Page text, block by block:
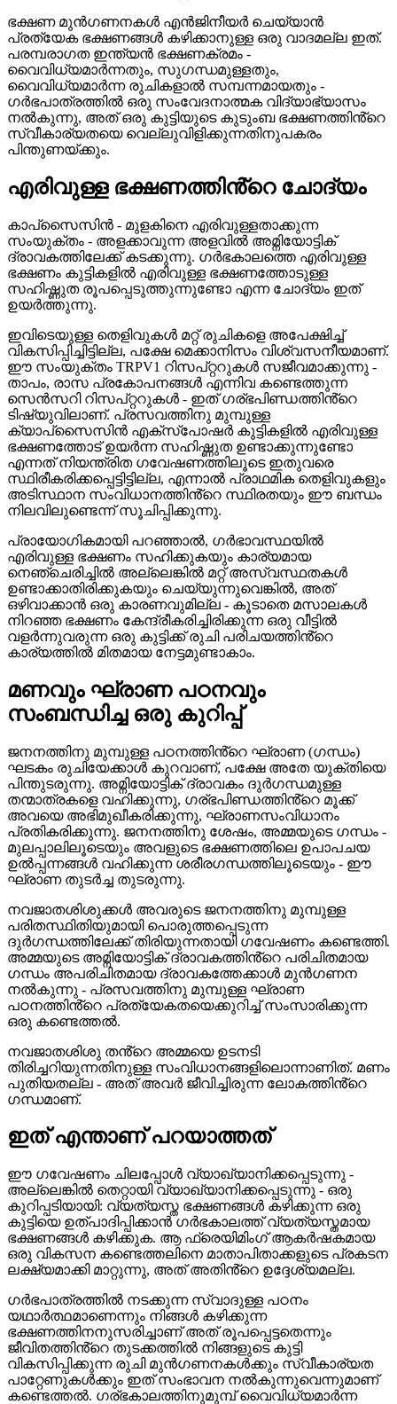
ഭക്ഷണ മുൻഗണനകൾ എൻജിനീയർ ചെയ്യാൻ
പ്രത്യേക ഭക്ഷണങ്ങൾ കഴിക്കാനുള്ള ഒരു വാദമല്ല ഇത്.
പരമ്പരാഗത ഇന്ത്യൻ ഭക്ഷണക്രമം -
വൈവിധ്യമാർന്നതും, സുഗന്ധമുള്ളതും,
വൈവിധ്യമാർന്ന രുചികളാൽ സമ്പന്നമായതും -
ഗർഭപാത്രത്തിൽ ഒരു സംവേദനാത്മക വിദ്യാഭ്യാസം
നൽകുന്നു, അത് ഒരു കുട്ടിയുടെ കുടുംബ ഭക്ഷണത്തിൻ്റെ
സ്വീകാര്യതയെ വെല്ലുവിളിക്കുന്നതിനുപകരം
പിന്തുണയ്ക്കും.
എരിവുള്ള ഭക്ഷണത്തിൻ്റെ ചോദ്യം
കാപ്‌സൈസിൻ - മുളകിനെ എരിവുള്ളതാക്കുന്ന
സംയുക്തം - അളക്കാവുന്ന അളവിൽ അമ്നിയോട്ടിക്
ദ്രാവകത്തിലേക്ക് കടക്കുന്നു. ഗർഭകാലത്തെ എരിവുള്ള
ഭക്ഷണം കുട്ടികളിൽ എരിവുള്ള ഭക്ഷണത്തോടുള്ള
സഹിഷ്ണുത രൂപപ്പെടുത്തുന്നുണ്ടോ എന്ന ചോദ്യം ഇത്
ഉയർത്തുന്നു.
ഇവിടെയുള്ള തെളിവുകൾ മറ്റ് രുചികളെ അപേക്ഷിച്ച്
വികസിപ്പിച്ചിട്ടില്ല, പക്ഷേ മെക്കാനിസം വിശ്വസനീയമാണ്.
ഈ സംയുക്തം TRPV1 റിസപ്റ്ററുകൾ സജീവമാക്കുന്നു -
താപം, രാസ പ്രകോപനങ്ങൾ എന്നിവ കണ്ടെത്തുന്ന
സെൻസറി റിസപ്റ്ററുകൾ - ഇത് ഗര്ഭപിണ്ഡത്തിൻ്റെ
ടിഷ്യുവിലാണ്. പ്രസവത്തിനു മുമ്പുള്ള
ക്യാപ്‌സൈസിൻ എക്സ്പോഷർ കുട്ടികളിൽ എരിവുള്ള
ഭക്ഷണത്തോട് ഉയർന്ന സഹിഷ്ണുത ഉണ്ടാക്കുന്നുണ്ടോ
എന്നത് നിയന്ത്രിത ഗവേഷണത്തിലൂടെ ഇതുവരെ
സ്ഥിരീകരിക്കപ്പെട്ടിട്ടില്ല, എന്നാൽ പ്രാഥമിക തെളിവുകളും
അടിസ്ഥാന സംവിധാനത്തിൻ്റെ സ്ഥിരതയും ഈ ബന്ധം
നിലവിലുണ്ടെന്ന് സൂചിപ്പിക്കുന്നു.
പ്രായോഗികമായി പറഞ്ഞാൽ, ഗർഭാവസ്ഥയിൽ
എരിവുള്ള ഭക്ഷണം സഹിക്കുകയും കാര്യമായ
നെഞ്ചെരിച്ചിൽ അല്ലെങ്കിൽ മറ്റ് അസ്വസ്ഥതകൾ
ഉണ്ടാക്കാതിരിക്കുകയും ചെയ്യുന്നുവെങ്കിൽ, അത്
ഒഴിവാക്കാൻ ഒരു കാരണവുമില്ല - കൂടാതെ മസാലകൾ
നിറഞ്ഞ ഭക്ഷണം കേന്ദ്രീകരിച്ചിരിക്കുന്ന ഒരു വീട്ടിൽ
വളർന്നുവരുന്ന ഒരു കുട്ടിക്ക് രുചി പരിചയത്തിൻ്റെ
കാര്യത്തിൽ മിതമായ നേട്ടമുണ്ടാകാം.
മണവും ഘ്രാണ പഠനവും
സംബന്ധിച്ച ഒരു കുറിപ്പ്
ജനനത്തിനു മുമ്പുള്ള പഠനത്തിൻ്റെ ഘ്രാണ (ഗന്ധം)
ഘടകം രുചിയേക്കാൾ കുറവാണ്, പക്ഷേ അതേ യുക്തിയെ
പിന്തുടരുന്നു. അമ്നിയോട്ടിക് ദ്രാവകം ദുർഗന്ധമുള്ള
തന്മാത്രകളെ വഹിക്കുന്നു, ഗര്ഭപിണ്ഡത്തിൻ്റെ മൂക്ക്
അവയെ അഭിമുഖീകരിക്കുന്നു, ഘ്രാണസംവിധാനം
പ്രതികരിക്കുന്നു. ജനനത്തിനു ശേഷം, അമ്മയുടെ ഗന്ധം -
മുലപ്പാലിലൂടെയും അവളുടെ ഭക്ഷണത്തിലെ ഉപാപചയ
ഉൽപ്പന്നങ്ങൾ വഹിക്കുന്ന ശരീരഗന്ധത്തിലൂടെയും - ഈ
ഘ്രാണ തുടർച്ച തുടരുന്നു.
നവജാതശിശുക്കൾ അവരുടെ ജനനത്തിനു മുമ്പുള്ള
പരിതസ്ഥിതിയുമായി പൊരുത്തപ്പെടുന്ന
ദുർഗന്ധത്തിലേക്ക് തിരിയുന്നതായി ഗവേഷണം കണ്ടെത്തി.
അമ്മയുടെ അമ്നിയോട്ടിക് ദ്രാവകത്തിൻ്റെ പരിചിതമായ
ഗന്ധം അപരിചിതമായ ദ്രാവകത്തേക്കാൾ മുൻഗണന
നൽകുന്നു - പ്രസവത്തിനു മുമ്പുള്ള ഘ്രാണ
പഠനത്തിൻ്റെ പ്രത്യേകതയെക്കുറിച്ച് സംസാരിക്കുന്ന
ഒരു കണ്ടെത്തൽ.
നവജാതശിശു തൻ്റെ അമ്മയെ ഉടനടി
തിരിച്ചറിയുന്നതിനുള്ള സംവിധാനങ്ങളിലൊന്നാണിത്. മണം
പുതിയതല്ല - അത് അവർ ജീവിച്ചിരുന്ന ലോകത്തിൻ്റെ
ഗന്ധമാണ്.
ഇത് എന്താണ് പറയാത്തത്
ഈ ഗവേഷണം ചിലപ്പോൾ വ്യാഖ്യാനിക്കപ്പെടുന്നു -
അല്ലെങ്കിൽ തെറ്റായി വ്യാഖ്യാനിക്കപ്പെടുന്നു - ഒരു
കുറിപ്പടിയായി: വ്യത്യസ്ത ഭക്ഷണങ്ങൾ കഴിക്കുന്ന ഒരു
കുട്ടിയെ ഉത്പാദിപ്പിക്കാൻ ഗർഭകാലത്ത് വ്യത്യസ്തമായ
ഭക്ഷണങ്ങൾ കഴിക്കുക. ആ ഫ്രെയിമിംഗ് ആകർഷകമായ
ഒരു വികസന കണ്ടെത്തലിനെ മാതാപിതാക്കളുടെ പ്രകടന
ലക്ഷ്യമാക്കി മാറ്റുന്നു, അത് അതിൻ്റെ ഉദ്ദേശ്യമല്ല.
ഗർഭപാത്രത്തിൽ നടക്കുന്ന സ്വാദുള്ള പഠനം
യഥാർത്ഥമാണെന്നും നിങ്ങൾ കഴിക്കുന്ന
ഭക്ഷണത്തിനനുസരിച്ചാണ് അത് രൂപപ്പെട്ടതെന്നും
ജീവിതത്തിൻ്റെ തുടക്കത്തിൽ നിങ്ങളുടെ കുട്ടി
വികസിപ്പിക്കുന്ന രുചി മുൻഗണനകൾക്കും സ്വീകാര്യത
പാറ്റേണുകൾക്കും ഇത് സംഭാവന നൽകുന്നുവെന്നുമാണ്
കണ്ടെത്തൽ. ഗര്ഭകാലത്തിനുമുമ്പ് വൈവിധ്യമാർന്ന